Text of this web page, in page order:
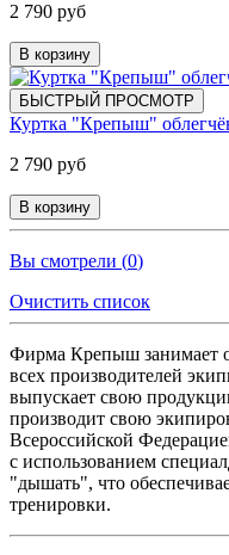
2 790 руб
В корзину
БЫСТРЫЙ ПРОСМОТР
Куртка "Крепыш"
2 790 руб
В корзину
Вы смотрели (0)
Очистить список
Фирма Крепыш занимает
всех производителей
выпускает свою
производит свою
Всероссийской
с использованием
"дышать", что
тренировки.